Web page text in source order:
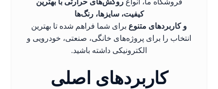
فروشگاه ما، انواعروکش‌های حرارتی با بهترین
کیفیت، سایزها، رنگ‌ها
و کاربردهای متنوع برای شما فراهم شده تا بهترین
انتخاب را برای پروژه‌های خانگی، صنعتی، خودرویی و
الکترونیکی داشته باشید.
کاربردهای اصلی